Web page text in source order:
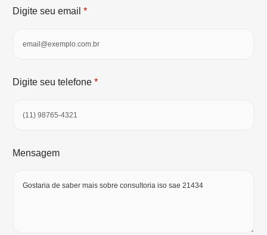
Digite seu email *
Digite seu telefone *
Mensagem